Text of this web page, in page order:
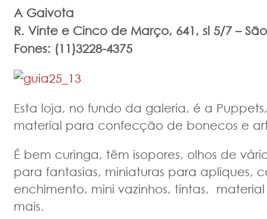
A Gaivota
R. Vinte e Cinco de Março, 641, sl 5/7 –
Fones: (11)3228-4375
Esta loja, no fundo da galeria, é a
material para confecção de bonecos e
É bem curinga, têm isopores, olhos de
para fantasias, miniaturas para apliques,
enchimento, mini vazinhos, tintas,
mais.